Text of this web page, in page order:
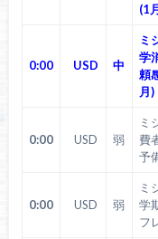
(1
0:00 USD 中
ミ
学
頼
月)
0:00 USD 弱
ミ
費
予
0:00 USD 弱
ミ
学
フ